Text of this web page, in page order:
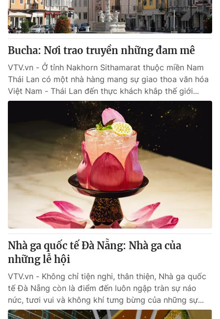
Thế giới đó đây
Câu chuyện quốc tế
Tài chính
Thị trường
Góc doanh nghiệp
Dữ liệu và đời sống
Truyền hình
Phim VTV
Hậu trường
Giải sao mai
Giải trí
Điện ảnh
Làm đẹp
Chất lượng cuộc sống
Tuyển sinh
Học trực tuyến
Công nghệ
Hitech Công nghệ tương lai
Thị trường
Tư vấn
Giao lưu trực tuyến
Lịch phát sóng
Chuyên mục khác
Emagazine Podcast
Photo Infographic
Bucha: Nơi trao truyền những đam mê
VTV.vn - Ở tỉnh Nakhorn Sithamarat thuộc miền Nam
Thái Lan có một nhà hàng mang sự giao thoa văn hóa
Việt Nam - Thái Lan đến thực khách khắp thế giới...
Nhà ga quốc tế Đà Nẵng: Nhà ga của
những lễ hội
VTV.vn - Không chỉ tiện nghi, thân thiện, Nhà ga quốc
tế Đà Nẵng còn là điểm đến luôn ngập tràn sự náo
nức, tươi vui và không khí tưng bừng của những sự...